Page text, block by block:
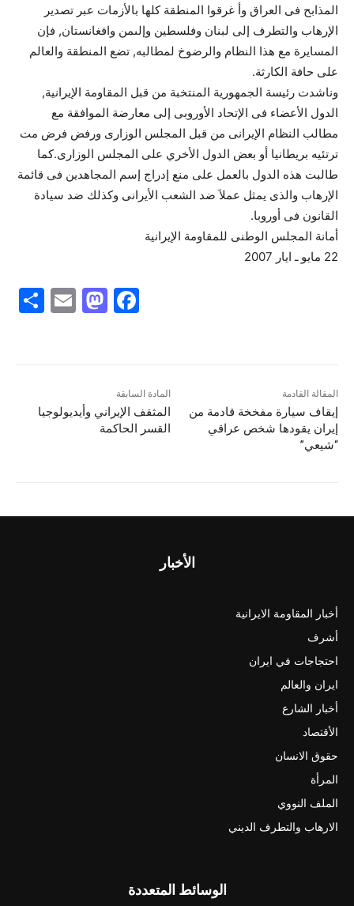
المذابح فى العراق وأ غرقوا المنطقة كلها بالأزمات عبر تصدير
الإرهاب والتطرف إلى لبنان وفلسطين وإلىمن وافغانستان, فإن
المسايرة مع هذا النظام والرضوخ لمطالبه, تضع المنطقة والعالم
على حافة الكارثة.
وناشدت رئيسة الجمهورية المنتخبة من قبل المقاومة الإيرانية,
الدول الأعضاء فى الإتحاد الأوروبى إلى معارضة الموافقة مع
مطالب النظام الإيرانى من قبل المجلس الوزارى ورفض فرض مت
ترتئيه بريطانيا أو بعض الدول الأخري على المجلس الوزارى.كما
طالبت هذه الدول بالعمل على منع إدراج إسم المجاهدين فى قائمة
الإرهاب والذى يمثل عملاَ ضد الشعب الأيرانى وكذلك ضد سيادة
القانون فى أوروبا.
أمانة المجلس الوطنى للمقاومة الإيرانية
22 مايو ـ ايار 2007
F
o
M
d
o
E
المادة السابقة
المثقف الإيراني وأيديولوجيا
القسر الحاكمة
المقالة القادمة
إيقاف سيارة مفخخة قادمة من
إيران يقودها شخص عراقي
“شيعي”
الأخبار
أخبار المقاومة الايرانية
أشرف
احتجاجات في ايران
ايران والعالم
أخبار الشارع
الأقتصاد
حقوق الانسان
المرأة
الملف النووي
الارهاب والتطرف الديني
الوسائط المتعددة